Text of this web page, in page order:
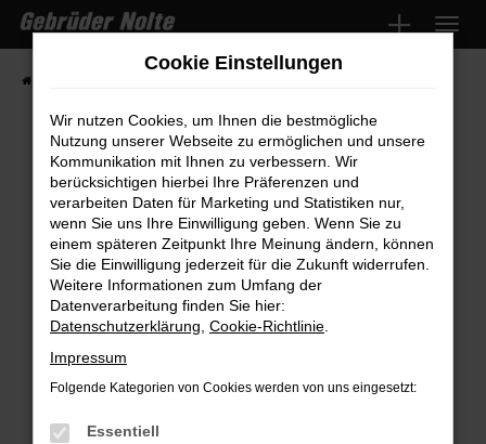
Zum
Hauptinhalt
springen
Fehler: Network Error
Beim Laden ist ein Fehler aufgetreten.
Hier sind ein paar Tipps, die dir helfen können:
Überprüfe deine Firewall und deine
Internetverbindung.
Manche Erweiterungen, wie Werbeblocker,
Cookie Einstellungen
Wir nutzen Cookies, um Ihnen die bestmögliche
Nutzung unserer Webseite zu ermöglichen und unsere
Kommunikation mit Ihnen zu verbessern. Wir
berücksichtigen hierbei Ihre Präferenzen und
verarbeiten Daten für Marketing und Statistiken nur,
wenn Sie uns Ihre Einwilligung geben. Wenn Sie zu
einem späteren Zeitpunkt Ihre Meinung ändern, können
Sie die Einwilligung jederzeit für die Zukunft widerrufen.
Weitere Informationen zum Umfang der
Datenverarbeitung finden Sie hier:
Datenschutzerklärung Cookie-Richtlinie
Impressum
Folgende Kategorien von Cookies werden von uns eingesetzt:
Essentiell